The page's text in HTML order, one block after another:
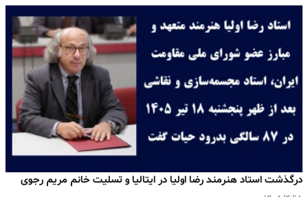
درگذشت استاد هنرمند رضا اولیا در ایتالیا و تسلیت خانم مریم رجوی